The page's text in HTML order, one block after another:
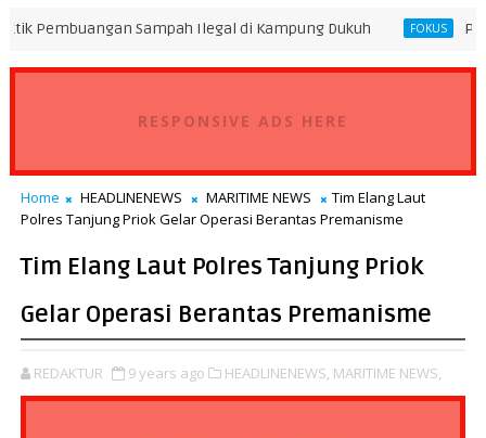
Sampah Ilegal di Kampung Dukuh FOKUS Peningkatan
RESPONSIVE ADS HERE
Home HEADLINENEWS MARITIME NEWS
Tim Elang Laut
Polres Tanjung Priok Gelar Operasi Berantas Premanisme
Tim Elang Laut Polres Tanjung Priok
Gelar Operasi Berantas Premanisme
REDAKTUR 9 years ago HEADLINENEWS, MARITIME NEWS,